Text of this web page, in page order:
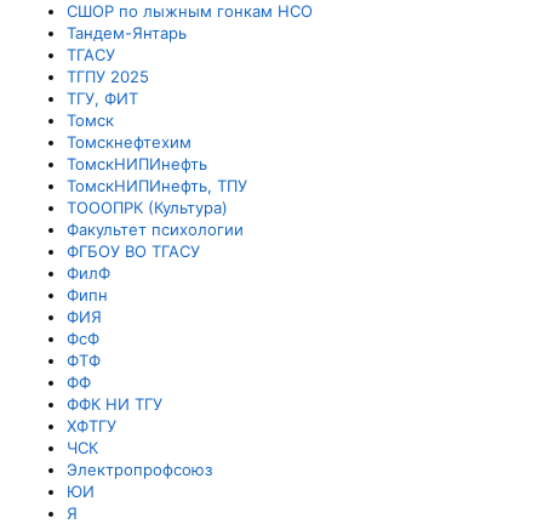
СШОР по лыжным гонкам НСО
Тандем-Янтарь
ТГАСУ
ТГПУ 2025
ТГУ, ФИТ
Томск
Томскнефтехим
ТомскНИПИнефть
ТомскНИПИнефть, ТПУ
ТОООПРК (Культура)
Факультет психологии
ФГБОУ ВО ТГАСУ
ФилФ
Фипн
ФИЯ
ФсФ
ФТФ
ФФ
ФФК НИ ТГУ
ХФТГУ
ЧСК
Электропрофсоюз
ЮИ
Я